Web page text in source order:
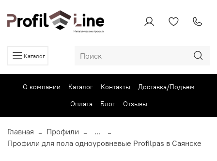
Каталог
О компании Каталог Контакты
Доставка/Подъем
Оплата
Блог Отзывы
Главная Профили
...
Профили для пола одноуровневые Profilpas в Саянске